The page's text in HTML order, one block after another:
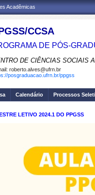
Acadêmicas
CCSA
DE PÓS-
DE CIÊNCIAS SOCIAIS
roberto.alves@ufrn.br
posgraduacao.ufrn.br/ppgss
Calendário Processos
LETIVO 2024.1 DO PPGSS